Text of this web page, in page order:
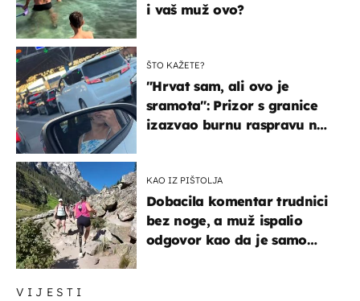
VIJESTI
i vaš muž ovo?
ŠTO KAŽETE?
"Hrvat sam, ali ovo je
sramota": Prizor s granice
izazvao burnu raspravu na
KAO IZ PIŠTOLJA
Dobacila komentar trudnici
bez noge, a muž ispalio
odgovor kao da je samo